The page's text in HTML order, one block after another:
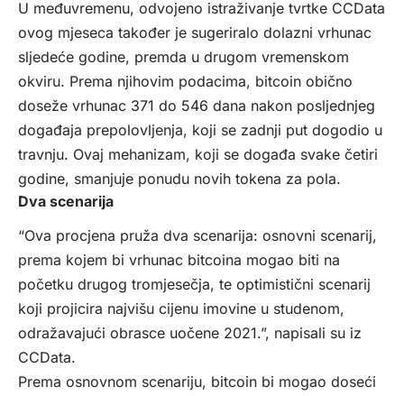
U međuvremenu, odvojeno istraživanje tvrtke CCData
ovog mjeseca također je sugeriralo dolazni vrhunac
sljedeće godine, premda u drugom vremenskom
okviru. Prema njihovim podacima, bitcoin obično
doseže vrhunac 371 do 546 dana nakon posljednjeg
događaja prepolovljenja, koji se zadnji put dogodio u
travnju. Ovaj mehanizam, koji se događa svake četiri
godine, smanjuje ponudu novih tokena za pola.
Dva scenarija
“Ova procjena pruža dva scenarija: osnovni scenarij,
prema kojem bi vrhunac bitcoina mogao biti na
početku drugog tromjesečja, te optimistični scenarij
koji projicira najvišu cijenu imovine u studenom,
odražavajući obrasce uočene 2021.”, napisali su iz
CCData.
Prema osnovnom scenariju, bitcoin bi mogao doseći